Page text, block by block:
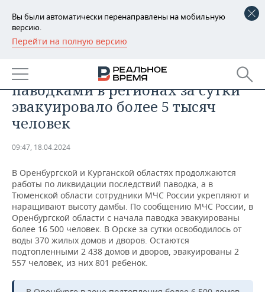
Вы были автоматически перенаправлены на мобильную
версию.
Перейти на полную версию
РЕГИОНЫ
БАШКОРТОСТАН
ТАТАРСТАН
УДМУРТИЯ
НОВОСТИ
АНАЛИТИКА
НОВОСТИ АНАЛИТИКИ
ДЕКЛАРАЦИИ О ДОХОДАХ
КОРОЛИ ГОСЗАКАЗА ПФО
ВУЗЫ ТАТАРСТАНА
КОМУ ПРИНАДЛЕЖАТ
ТОРГОВЫЕ ЦЕНТРЫ
ТАТАРСТАНА
ЭКОНОМИКА
НОВОСТИ ЭКОНОМИКИ
ФИНАНСЫ
БАНКИ
БЮДЖЕТ
ИНВЕСТИЦИИ
ПРОМЫШЛЕННОСТЬ
НОВОСТИ
ПРОМЫШЛЕННОСТИ
АГРОПРОМ
МАШИНОСТРОЕНИЕ
НЕФТЕХИМИЯ
НЕДВИЖИМОСТЬ
НОВОСТИ НЕДВИЖИМОСТИ
АВТО
НОВОСТИ АВТО
БИЗНЕС
НОВОСТИ БИЗНЕСА
РОЗНИЧНАЯ ТОРГОВЛЯ
ТЕХНОЛОГИИ
НОВОСТИ ТЕХНОЛОГИЙ
МЕРОПРИЯТИЯ
МЧС России за время борьбы с
паводками в регионах за сутки
эвакуировало более 5 тысяч
человек
09:47, 18.04.2024
В Оренбургской и Курганской областях продолжаются
работы по ликвидации последствий паводка, а в
Тюменской области сотрудники МЧС России укрепляют и
наращивают высоту дамбы. По сообщению МЧС России, в
Оренбургской области с начала паводка эвакуированы
более 16 500 человек. В Орске за сутки освободилось от
воды 370 жилых домов и дворов. Остаются
подтопленными 2 438 домов и дворов, эвакуированы 2
557 человек, из них 801 ребенок.